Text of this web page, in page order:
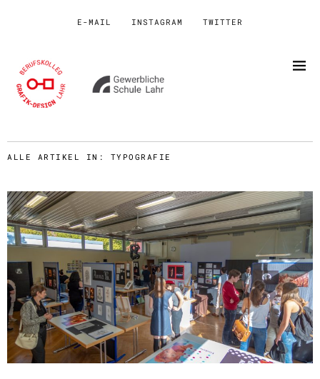
E-MAIL INSTAGRAM TWITTER
ALLE ARTIKEL IN: TYPOGRAFIE